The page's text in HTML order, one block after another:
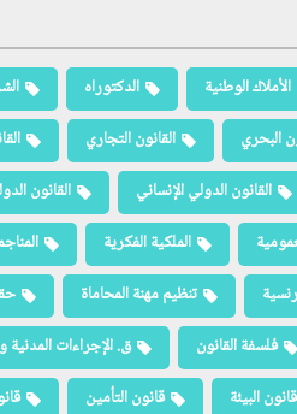
الأملاك الوطنية الدكتوراه
البحري القانون التجاري
القانون الدولي الإنساني القانون
الملكية الفكرية
تنظيم مهنة المحاماة
فلسفة القانون ق. الإجراءات المدنية
قانون البيئة قانون التأمين